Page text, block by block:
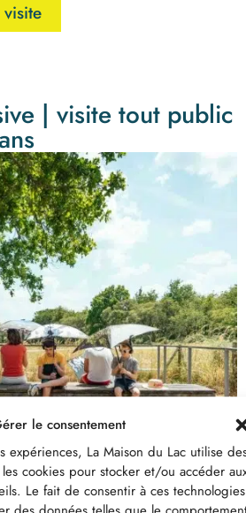
le consentement
expériences, La Maison du Lac utilise
cookies pour stocker et/ou accéder
Le fait de consentir à ces technologies
| visite tout public